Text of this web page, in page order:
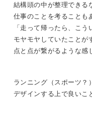
結構頭の中が整理できる
仕事のことを考ることも
「走って帰ったら、こう
モヤモヤしていたことが
点と点が繋がるような感
ランニング（スポーツ？
デザインする上で良いこ